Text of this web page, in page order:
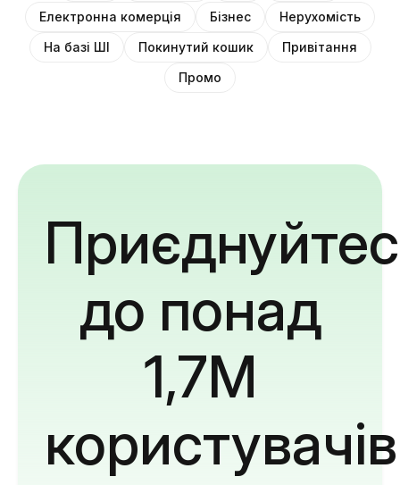
Електронна комерція
Бізнес
Нерухомість
На базі ШІ
Покинутий кошик
Привітання
Промо
до понад
1,7M
користувачів